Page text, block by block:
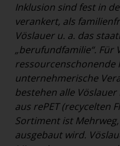
Inklusion sind fest in
verankert, als
Vöslauer u. a. das
„berufundfamilie“. Für
ressourcenschonende
unternehmerische
bestehen alle Vöslauer
aus rePET (recycelten
Sortiment ist
ausgebaut wird.